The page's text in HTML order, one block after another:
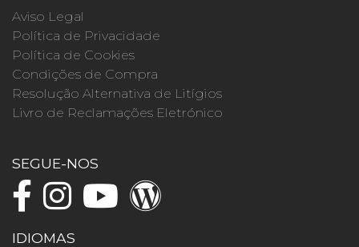
Aviso Legal
Política de Privacidade
Política de Cookies
Condições de Compra
Resolução Alternativa de Litígios
Livro de Reclamações Eletrónico
SEGUE-NOS
IDIOMAS